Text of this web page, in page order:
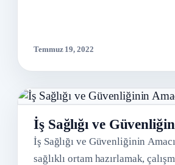
Temmuz 19, 2022
İş Sağlığı ve
İş Sağlığı ve Güvenliğinin
sağlıklı ortam hazırlamak,